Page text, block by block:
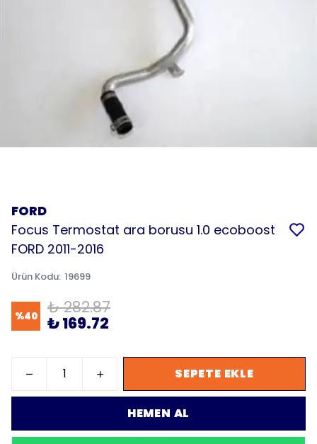
FORD
Focus Termostat ara borusu 1.0 ecoboost
FORD 2011-2016
Ürün Kodu: 19699
%40 ₺ 282.87
₺ 169.72
SEPETE EKLE
HEMEN AL